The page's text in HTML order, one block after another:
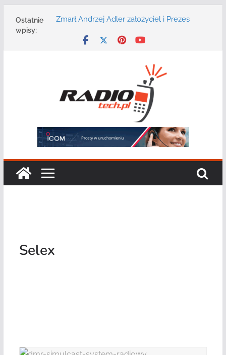
Ostatnie
wpisy:
Zmarł Andrzej Adler założyciel i Prezes
Radmor – największy polski producent
konferencję: „Bezpieczeństwo,
niezawodność i interoperacyjność
systemów teleinformatycznych”
Motorola Solutions oferuje agencjom
bezpieczeństwa publicznego usługę
łączności opartą na chmurze
Najnowszy radiotelefon MOTOTRBO R7 od
Motorola Solutions
Selex